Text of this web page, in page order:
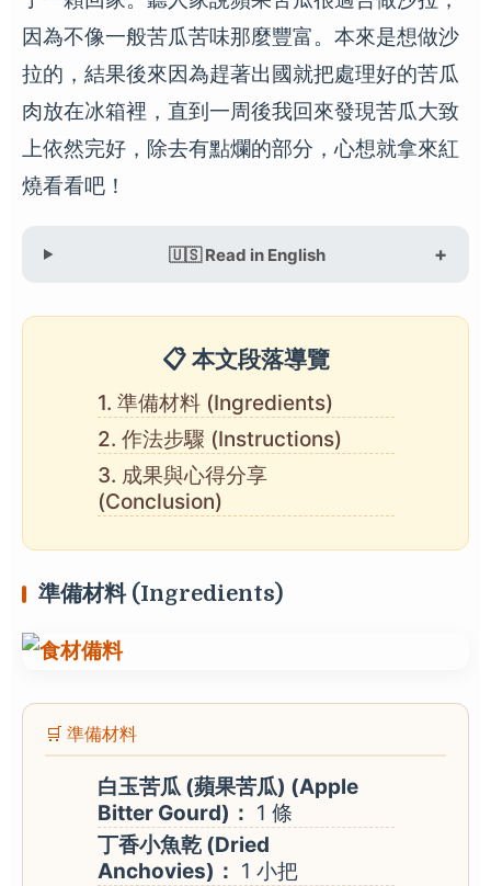
因為不像一般苦瓜苦味那麼豐富。本來是想做沙
拉的，結果後來因為趕著出國就把處理好的苦瓜
肉放在冰箱裡，直到一周後我回來發現苦瓜大致
上依然完好，除去有點爛的部分，心想就拿來紅
燒看看吧！
🇺🇸 Read in English
📋 本文段落導覽
1. 準備材料 (Ingredients)
2. 作法步驟 (Instructions)
3. 成果與心得分享
(Conclusion)
準備材料 (Ingredients)
🛒 準備材料
白玉苦瓜 (蘋果苦瓜) (Apple
Bitter Gourd)： 1 條
丁香小魚乾 (Dried
Anchovies)： 1 小把